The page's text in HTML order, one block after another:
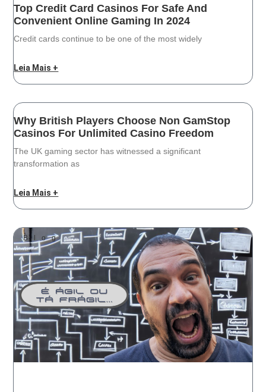
Top Credit Card Casinos For Safe And
Convenient Online Gaming In 2024
Credit cards continue to be one of the most widely
Leia Mais +
Why British Players Choose Non GamStop
Casinos For Unlimited Casino Freedom
The UK gaming sector has witnessed a significant
transformation as
Leia Mais +
Blog